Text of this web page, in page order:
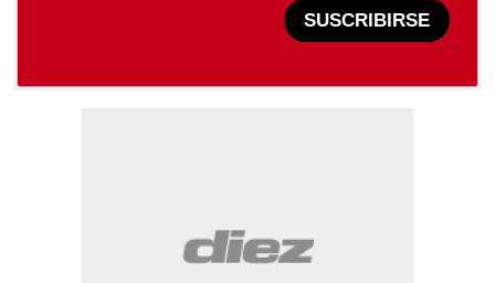
SUSCRIBIRSE